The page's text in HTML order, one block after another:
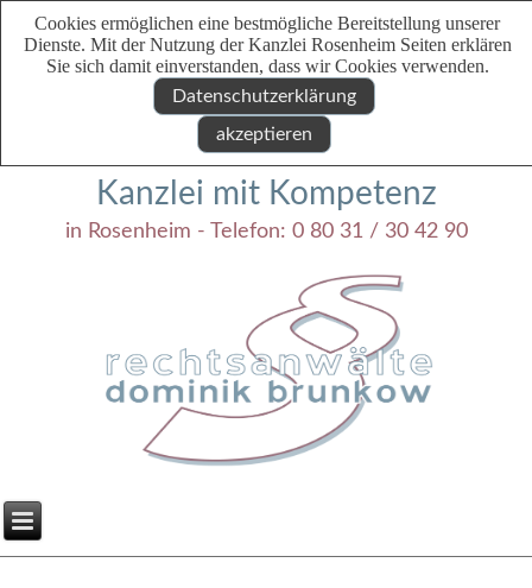
Cookies ermöglichen eine bestmögliche Bereitstellung unserer
Dienste. Mit der Nutzung der Kanzlei Rosenheim Seiten erklären
Sie sich damit einverstanden, dass wir Cookies verwenden.
Datenschutzerklärung
akzeptieren
Kanzlei mit Kompetenz
in Rosenheim - Telefon: 0 80 31 / 30 42 90